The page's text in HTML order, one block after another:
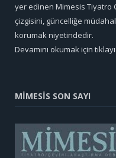
yer edinen Mimesis Tiyatro
çizgisini, güncelliğe
korumak niyetindedir.
Devamını okumak için
MİMESİS SON SAYI